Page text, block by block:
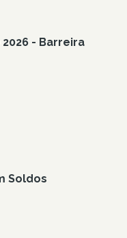
- Barreira
Soldos